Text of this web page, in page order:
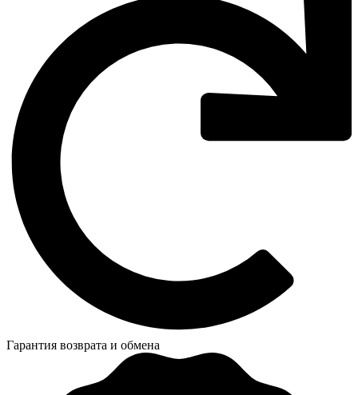
Гарантия возврата и обмена